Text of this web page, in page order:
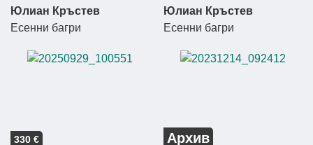
Юлиан Кръстев
Есенни багри
Юлиан Кръстев
Есенни багри
330 € Архив